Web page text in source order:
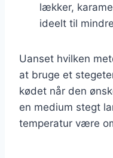
lækker,
ideelt til
Uanset hvilken
at bruge et
kødet når den
en medium stegt
temperatur være